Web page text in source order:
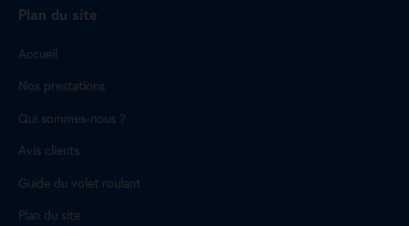
Plan du site
Accueil
Nos prestations
Qui sommes-nous ?
Avis clients
Guide du volet roulant
Plan du site